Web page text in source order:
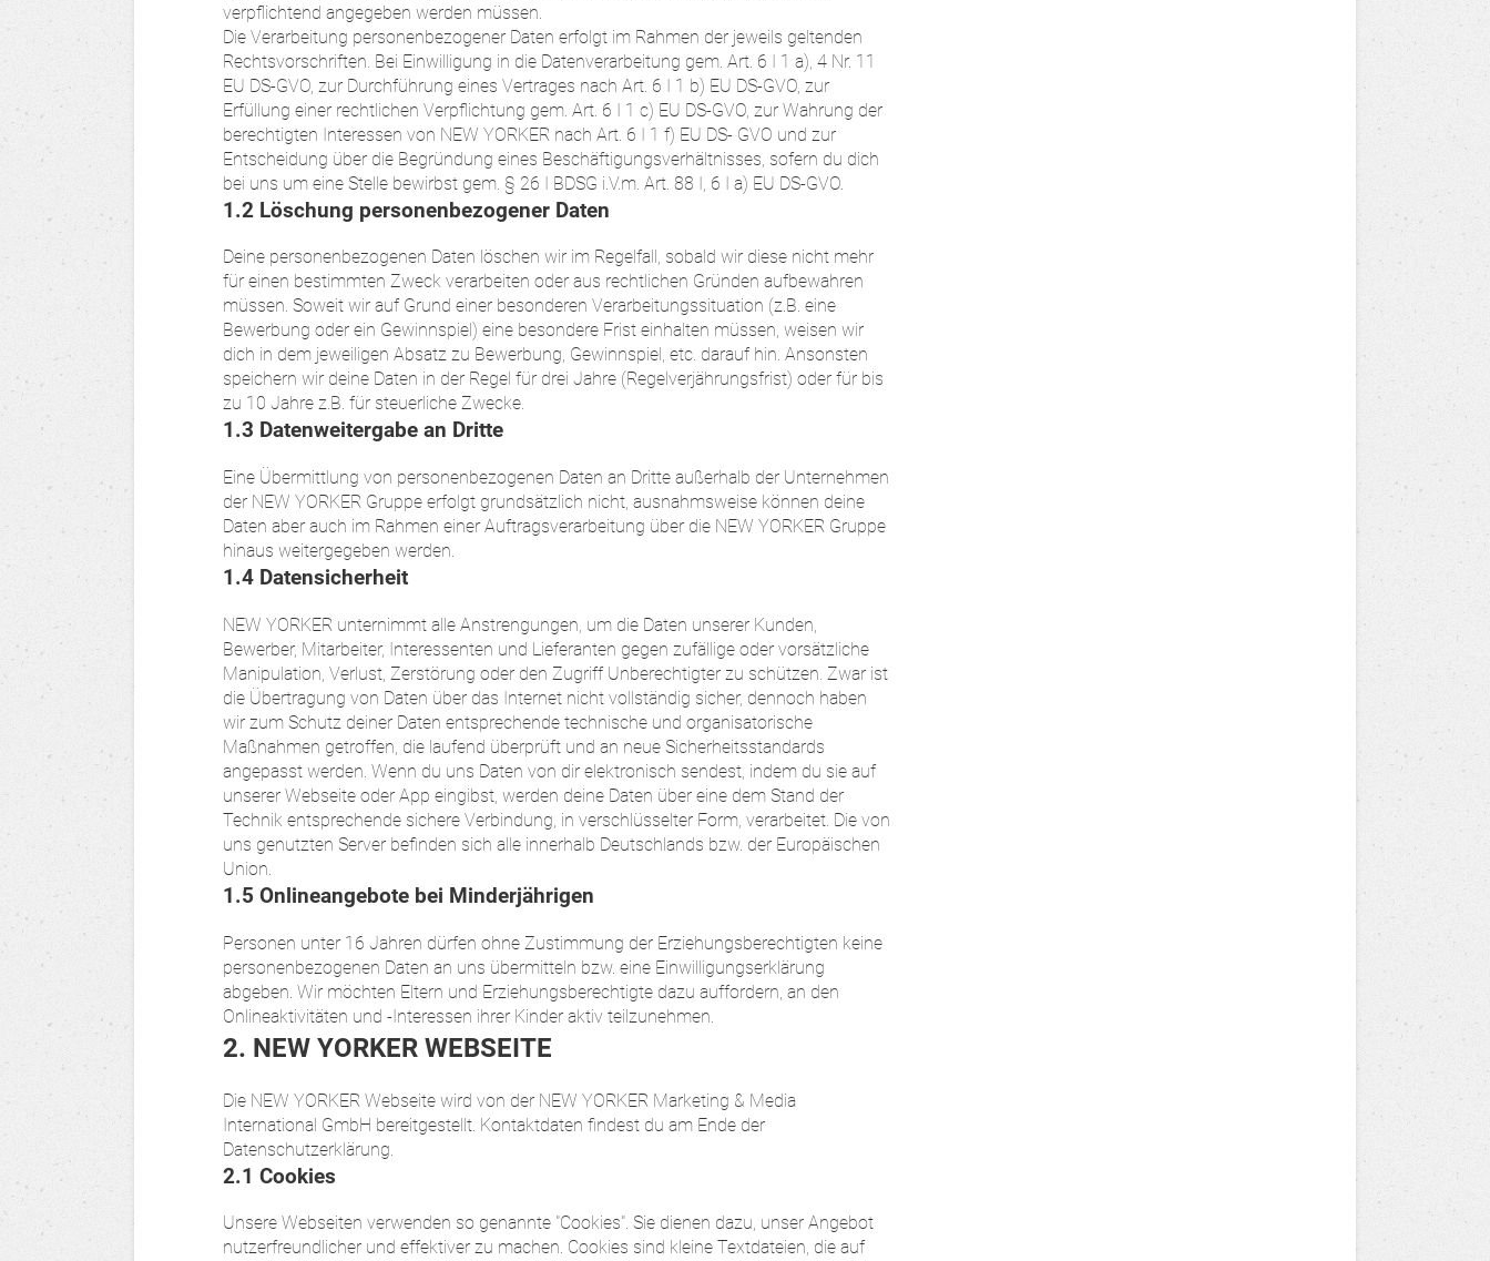
verpflichtend angegeben werden müssen.
Die Verarbeitung personenbezogener Daten erfolgt im Rahmen der jeweils geltenden
Rechtsvorschriften. Bei Einwilligung in die Datenverarbeitung gem. Art. 6 I 1 a), 4 Nr. 11
EU DS-GVO, zur Durchführung eines Vertrages nach Art. 6 I 1 b) EU DS-GVO, zur
Erfüllung einer rechtlichen Verpflichtung gem. Art. 6 I 1 c) EU DS-GVO, zur Wahrung der
berechtigten Interessen von NEW YORKER nach Art. 6 I 1 f) EU DS- GVO und zur
Entscheidung über die Begründung eines Beschäftigungsverhältnisses, sofern du dich
bei uns um eine Stelle bewirbst gem. § 26 I BDSG i.V.m. Art. 88 I, 6 I a) EU DS-GVO.
1.2 Löschung personenbezogener Daten
Deine personenbezogenen Daten löschen wir im Regelfall, sobald wir diese nicht mehr
für einen bestimmten Zweck verarbeiten oder aus rechtlichen Gründen aufbewahren
müssen. Soweit wir auf Grund einer besonderen Verarbeitungssituation (z.B. eine
Bewerbung oder ein Gewinnspiel) eine besondere Frist einhalten müssen, weisen wir
dich in dem jeweiligen Absatz zu Bewerbung, Gewinnspiel, etc. darauf hin. Ansonsten
speichern wir deine Daten in der Regel für drei Jahre (Regelverjährungsfrist) oder für bis
zu 10 Jahre z.B. für steuerliche Zwecke.
1.3 Datenweitergabe an Dritte
Eine Übermittlung von personenbezogenen Daten an Dritte außerhalb der Unternehmen
der NEW YORKER Gruppe erfolgt grundsätzlich nicht, ausnahmsweise können deine
Daten aber auch im Rahmen einer Auftragsverarbeitung über die NEW YORKER Gruppe
hinaus weitergegeben werden.
1.4 Datensicherheit
NEW YORKER unternimmt alle Anstrengungen, um die Daten unserer Kunden,
Bewerber, Mitarbeiter, Interessenten und Lieferanten gegen zufällige oder vorsätzliche
Manipulation, Verlust, Zerstörung oder den Zugriff Unberechtigter zu schützen. Zwar ist
die Übertragung von Daten über das Internet nicht vollständig sicher, dennoch haben
wir zum Schutz deiner Daten entsprechende technische und organisatorische
Maßnahmen getroffen, die laufend überprüft und an neue Sicherheitsstandards
angepasst werden. Wenn du uns Daten von dir elektronisch sendest, indem du sie auf
unserer Webseite oder App eingibst, werden deine Daten über eine dem Stand der
Technik entsprechende sichere Verbindung, in verschlüsselter Form, verarbeitet. Die von
uns genutzten Server befinden sich alle innerhalb Deutschlands bzw. der Europäischen
Union.
1.5 Onlineangebote bei Minderjährigen
Personen unter 16 Jahren dürfen ohne Zustimmung der Erziehungsberechtigten keine
personenbezogenen Daten an uns übermitteln bzw. eine Einwilligungserklärung
abgeben. Wir möchten Eltern und Erziehungsberechtigte dazu auffordern, an den
Onlineaktivitäten und -Interessen ihrer Kinder aktiv teilzunehmen.
2. NEW YORKER WEBSEITE
Die NEW YORKER Webseite wird von der NEW YORKER Marketing & Media
International GmbH bereitgestellt. Kontaktdaten findest du am Ende der
Datenschutzerklärung.
2.1 Cookies
Unsere Webseiten verwenden so genannte "Cookies". Sie dienen dazu, unser Angebot
nutzerfreundlicher und effektiver zu machen. Cookies sind kleine Textdateien, die auf